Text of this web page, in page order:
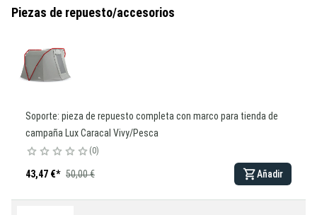
Piezas de repuesto/accesorios
Soporte: pieza de repuesto completa con marco para tienda de
campaña Lux Caracal Vivy/Pesca
0
43,47 €* 50,00 € Añadir